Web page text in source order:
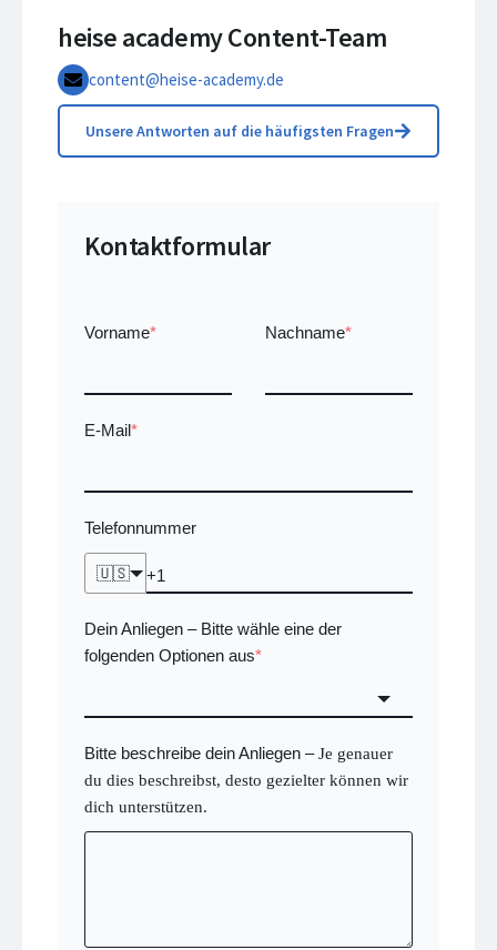
heise academy Content-Team
content@heise-academy.de
Unsere Antworten auf die häufigsten Fragen
Kontaktformular
Vorname* Nachname*
E-Mail*
Telefonnummer
🇺🇸
Dein Anliegen –Bitte wähle eine der
folgenden Optionen aus*
Bitte beschreibe dein Anliegen – Je genauer
du dies beschreibst, desto gezielter können wir
dich unterstützen.